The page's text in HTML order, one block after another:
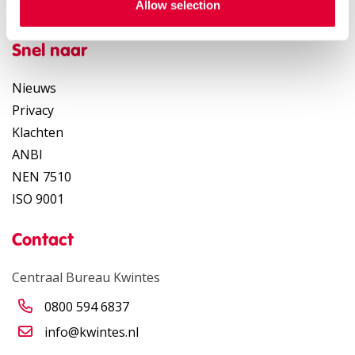
Allow selection
Bekijk onze vacatures
Snel naar
Nieuws
Privacy
Klachten
ANBI
NEN 7510
ISO 9001
Contact
Centraal Bureau Kwintes
0800 594 6837
info@kwintes.nl